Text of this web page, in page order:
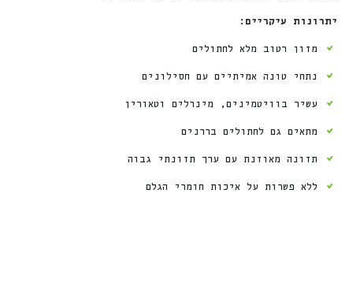
יתרונות עיקריים:
מזון רטוב מלא לחתולים
נתחי טונה אמיתיים עם חסילונים
עשיר בוויטמינים, מינרלים וטאורין
מתאים גם לחתולים בררנים
תזונה מאוזנת עם ערך תזונתי גבוה
ללא פשרות על איכות חומרי הגלם